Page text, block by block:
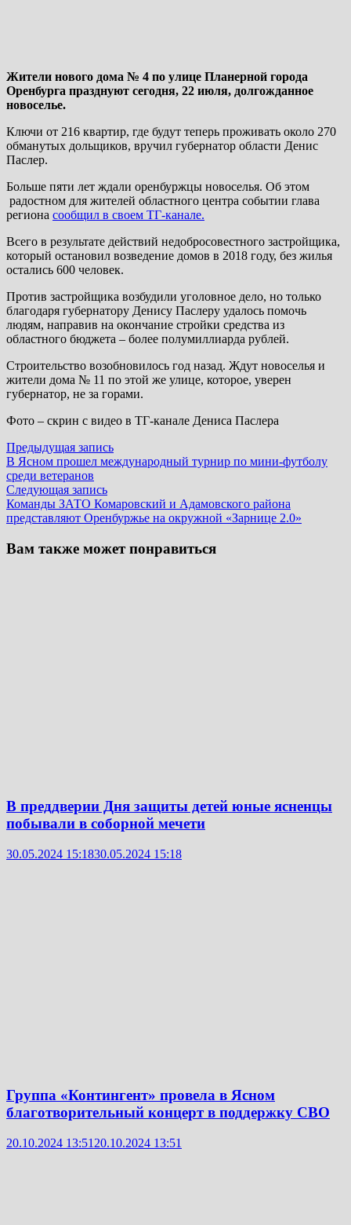
Жители нового дома № 4 по улице Планерной города
Оренбурга празднуют сегодня, 22 июля, долгожданное
новоселье.
Ключи от 216 квартир, где будут теперь проживать около 270
обманутых дольщиков, вручил губернатор области Денис
Паслер.
Больше пяти лет ждали оренбуржцы новоселья. Об этом
радостном для жителей областного центра событии глава
региона сообщил в своем ТГ-канале.
Всего в результате действий недобросовестного застройщика,
который остановил возведение домов в 2018 году, без жилья
остались 600 человек.
Против застройщика возбудили уголовное дело, но только
благодаря губернатору Денису Паслеру удалось помочь
людям, направив на окончание стройки средства из
областного бюджета – более полумиллиарда рублей.
Строительство возобновилось год назад. Ждут новоселья и
жители дома № 11 по этой же улице, которое, уверен
губернатор, не за горами.
Фото – скрин с видео в ТГ-канале Дениса Паслера
Навигация
по
записям
Предыдущая записьПредыдущая
запись:
В Ясном прошел международный турнир по мини-футболу
среди ветеранов
Следующая записьСледующая
запись:
Команды ЗАТО Комаровский и Адамовского района
представляют Оренбуржье на окружной «Зарнице 2.0»
Вам также может понравиться
В преддверии Дня защиты детей юные ясненцы
побывали в соборной мечети
30.05.2024 15:1830.05.2024 15:18
Группа «Контингент» провела в Ясном
благотворительный концерт в поддержку СВО
20.10.2024 13:51 20.10.2024 13:51